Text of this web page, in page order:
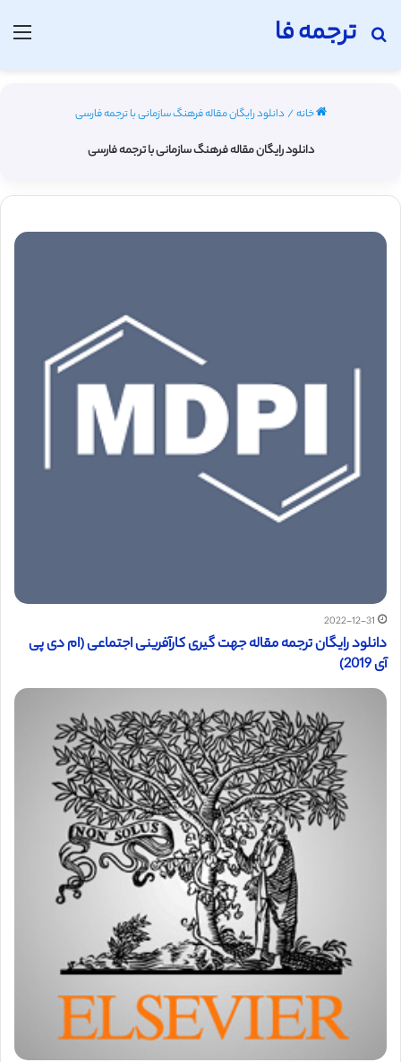
ترجمه فا
جستجو برای
خانه/ دانلود رایگان مقاله فرهنگ سازمانی با ترجمه فارسی
دانلود رایگان مقاله فرهنگ سازمانی با ترجمه فارسی
2022-12-31
دانلود رایگان ترجمه مقاله جهت گیری کارآفرینی اجتماعی (ام دی پی
آی 2019)